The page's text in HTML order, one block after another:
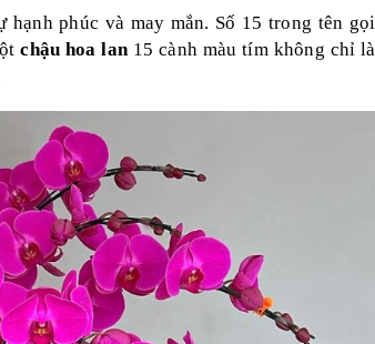
hạnh phúc và may mắn. Số 15 trong tên gọi
chậu hoa lan 15 cành màu tím không chỉ là